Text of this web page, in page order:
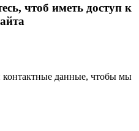
чтоб иметь доступ к
контактные данные, чтобы мы